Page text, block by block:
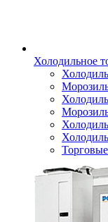
Холодильное